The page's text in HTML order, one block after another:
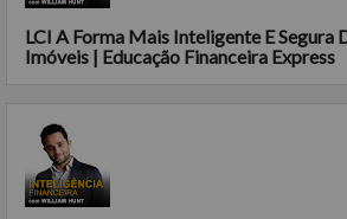
LCI A Forma Mais Inteligente E Segura
Imóveis | Educação Financeira Express